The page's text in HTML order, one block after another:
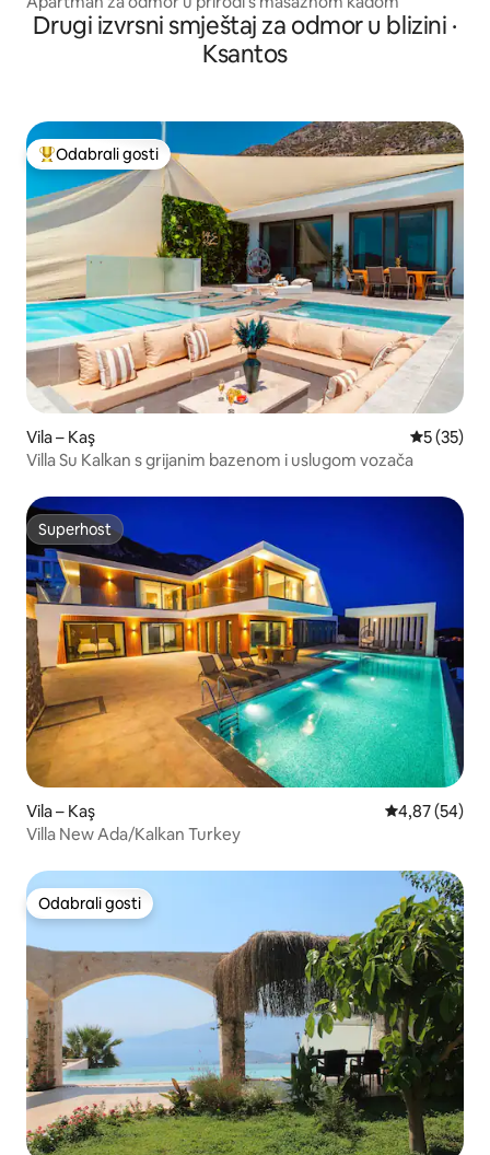
Drugi izvrsni smještaj za odmor u blizini ·
Ksantos
Među najviše rangiranima s oznakom „Odabrali gosti”
Odabrali gosti
Vila – Kaş Prosječna
5 (35)
Villa Su Kalkan s grijanim bazenom i uslugom vozača
Superhost
Superhost
Vila – Kaş Prosječna
4,87 (54)
Villa New Ada/Kalkan Turkey
Odabrali gosti
Odabrali gosti